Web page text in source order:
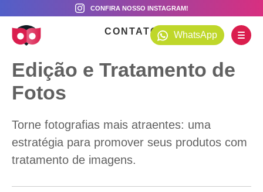
CONFIRA NOSSO INSTAGRAM!
WhatsApp
CONTATO
Edição e Tratamento de
Fotos
Torne fotografias mais atraentes: uma
estratégia para promover seus produtos com
tratamento de imagens.